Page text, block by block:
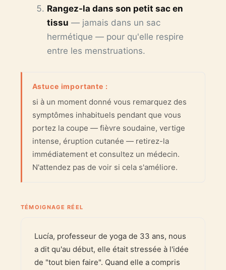
Rangez-la dans son petit sac en
tissu — jamais dans un sac
hermétique — pour qu'elle respire
entre les menstruations.
Astuce importante :
si à un moment donné vous remarquez des
symptômes inhabituels pendant que vous
portez la coupe — fièvre soudaine, vertige
intense, éruption cutanée — retirez-la
immédiatement et consultez un médecin.
N'attendez pas de voir si cela s'améliore.
TÉMOIGNAGE RÉEL
Lucía, professeur de yoga de 33 ans, nous
a dit qu'au début, elle était stressée à l'idée
de "tout bien faire". Quand elle a compris